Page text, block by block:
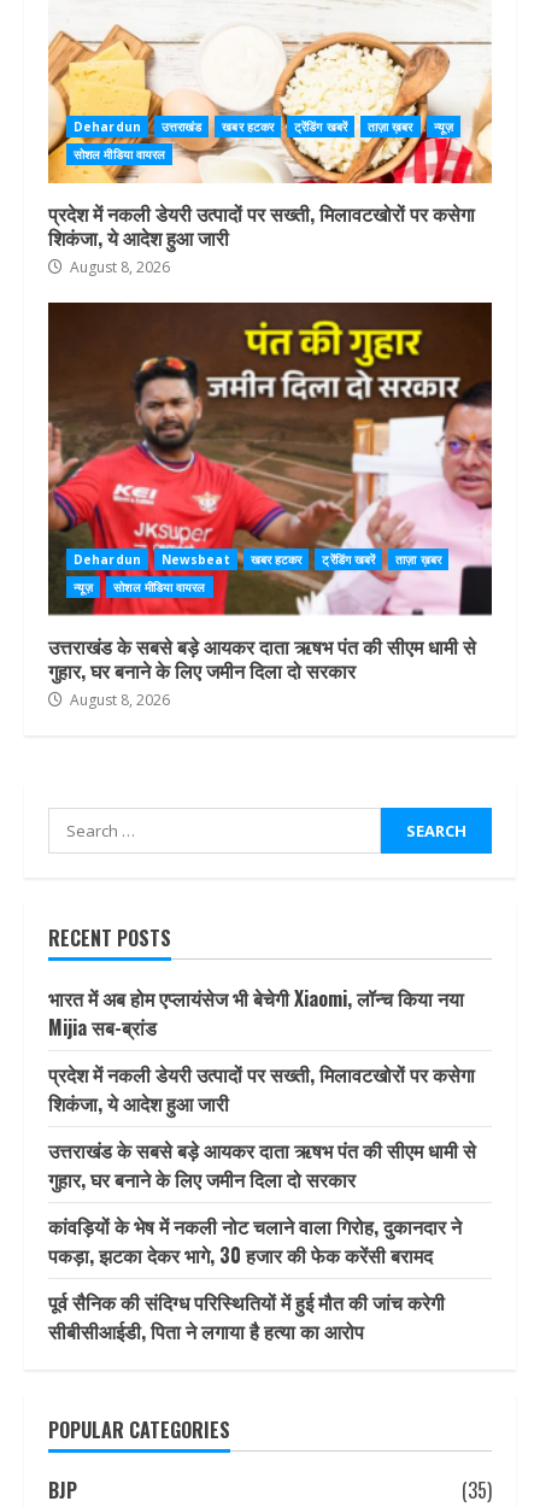
Dehardun उत्तराखंड खबर हटकर ट्रेंडिंग खबरें ताज़ा ख़बर
न्यूज़
सोशल मीडिया वायरल
प्रदेश में नकली डेयरी उत्पादों पर सख्ती, मिलावटखोरों पर कसेगा
शिकंजा, ये आदेश हुआ जारी
August 8, 2026
Dehardun Newsbeat खबर हटकर ट्रेंडिंग खबरें
ताज़ा ख़बर
न्यूज़
सोशल मीडिया वायरल
उत्तराखंड के सबसे बड़े आयकर दाता ऋषभ पंत की सीएम धामी से
गुहार, घर बनाने के लिए जमीन दिला दो सरकार
August 8, 2026
Search
for:
RECENT POSTS
भारत में अब होम एप्लायंसेज भी बेचेगी Xiaomi, लॉन्च किया नया
Mijia सब-ब्रांड
प्रदेश में नकली डेयरी उत्पादों पर सख्ती, मिलावटखोरों पर कसेगा
शिकंजा, ये आदेश हुआ जारी
उत्तराखंड के सबसे बड़े आयकर दाता ऋषभ पंत की सीएम धामी से
गुहार, घर बनाने के लिए जमीन दिला दो सरकार
कांवड़ियों के भेष में नकली नोट चलाने वाला गिरोह, दुकानदार ने
पकड़ा, झटका देकर भागे, 30 हजार की फेक करेंसी बरामद
पूर्व सैनिक की संदिग्ध परिस्थितियों में हुई मौत की जांच करेगी
सीबीसीआईडी, पिता ने लगाया है हत्या का आरोप
POPULAR CATEGORIES
BJP
(35)